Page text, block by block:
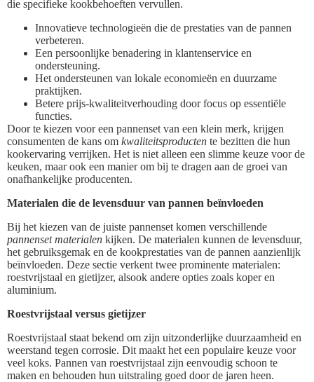
die specifieke kookbehoeften vervullen.
Innovatieve technologieën die de prestaties van de pannen
verbeteren.
Een persoonlijke benadering in klantenservice en
ondersteuning.
Het ondersteunen van lokale economieën en duurzame
praktijken.
Betere prijs-kwaliteitverhouding door focus op essentiële
functies.
Door te kiezen voor een pannenset van een klein merk, krijgen
consumenten de kans om kwaliteitsproducten te bezitten die hun
kookervaring verrijken. Het is niet alleen een slimme keuze voor de
keuken, maar ook een manier om bij te dragen aan de groei van
onafhankelijke producenten.
Materialen die de levensduur van pannen beïnvloeden
Bij het kiezen van de juiste pannenset komen verschillende
pannenset materialen kijken. De materialen kunnen de levensduur,
het gebruiksgemak en de kookprestaties van de pannen aanzienlijk
beïnvloeden. Deze sectie verkent twee prominente materialen:
roestvrijstaal en gietijzer, alsook andere opties zoals koper en
aluminium.
Roestvrijstaal versus gietijzer
Roestvrijstaal staat bekend om zijn uitzonderlijke duurzaamheid en
weerstand tegen corrosie. Dit maakt het een populaire keuze voor
veel koks. Pannen van roestvrijstaal zijn eenvoudig schoon te
maken en behouden hun uitstraling goed door de jaren heen.